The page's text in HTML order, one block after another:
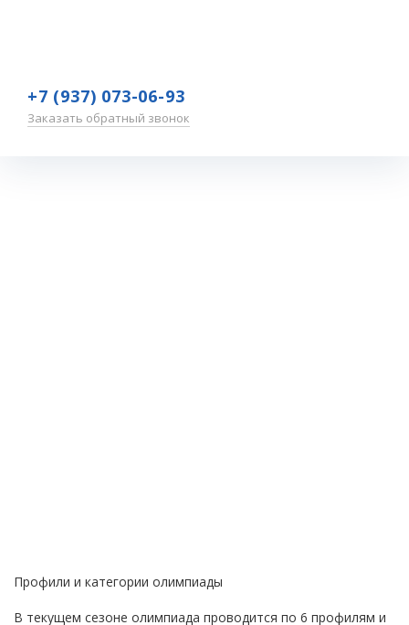
+7 (937) 073-06-93
Заказать обратный звонок
Профили и категории олимпиады
В текущем сезоне олимпиада проводится по 6 профилям и